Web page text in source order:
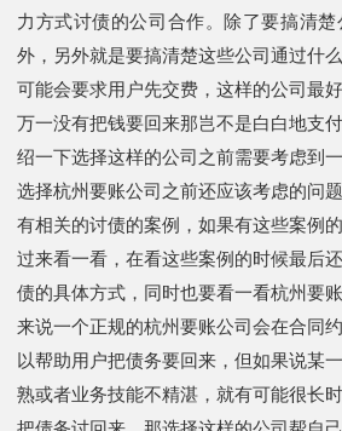
力方式讨债的公司合作。除了要搞清
外，另外就是要搞清楚这些公司通过什
可能会要求用户先交费，这样的公司最
万一没有把钱要回来那岂不是白白地支
绍一下选择这样的公司之前需要考虑到一
选择杭州要账公司之前还应该考虑的问
有相关的讨债的案例，如果有这些案例
过来看一看，在看这些案例的时候最后
债的具体方式，同时也要看一看杭州要
来说一个正规的杭州要账公司会在合同
以帮助用户把债务要回来，但如果说某
熟或者业务技能不精湛，就有可能很长